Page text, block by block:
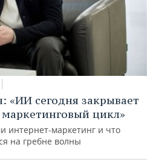
«ИИ сегодня закрывает
цикл»
интернет-маркетинг и что
на гребне волны